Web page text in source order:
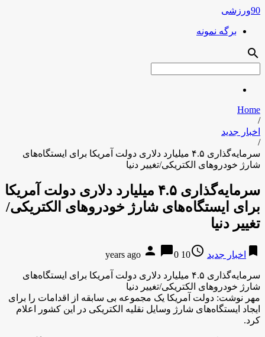
90ورزشی
برگه نمونه
search
Home
/
اخبار جدید
/
سرمایه‌گذاری ۴.۵ میلیارد دلاری دولت آمریکا برای ایستگاه‌های
شارژ خودروهای الکتریکی/تغییر دنیا
سرمایه‌گذاری ۴.۵ میلیارد دلاری دولت آمریکا
برای ایستگاه‌های شارژ خودروهای الکتریکی/
تغییر دنیا
bookmark اخبار جدید access_time
10 years ago
person chat_bubble0
سرمایه‌گذاری ۴.۵ میلیارد دلاری دولت آمریکا برای ایستگاه‌های
شارژ خودروهای الکتریکی/تغییر دنیا
مهر نوشت: دولت آمریکا یک مجموعه بی سابقه از اقدامات را برای
ایجاد ایستگاه‌های شارژ وسایل نقلیه الکتریکی در این کشور اعلام
کرد.